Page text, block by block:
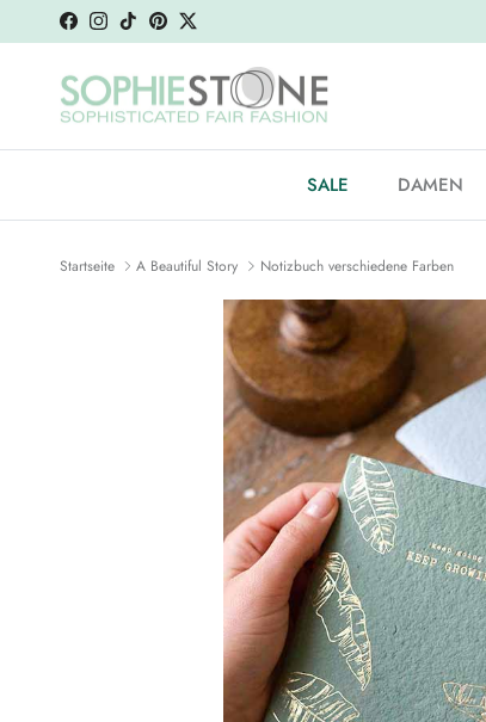
Weiter zum Inhalt
FacebookInstagram
TikTokPinterestTwitter
SALE DAMEN
Startseite A Beautiful Story Notizbuch verschiedene Farben